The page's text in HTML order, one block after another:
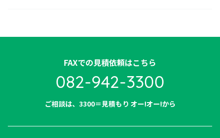
FAXでの見積依頼はこちら
082-942-3300​
ご相談は、3300＝見積もり オー!オー!から